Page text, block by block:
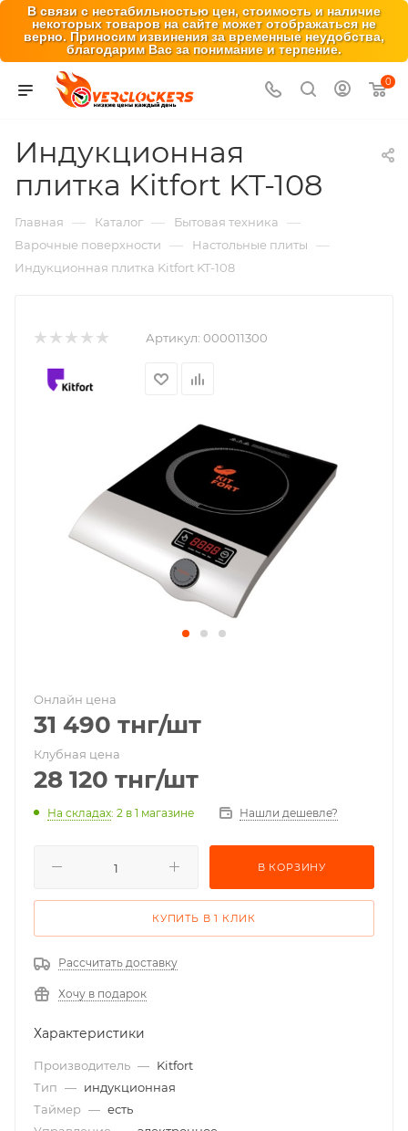
В связи с нестабильностью цен, стоимость и наличие
некоторых товаров на сайте может отображаться не
верно. Приносим извинения за временные неудобства,
благодарим Вас за понимание и терпение.
0
Индукционная
плитка Kitfort KT-108
Главная — Каталог — Бытовая техника —
Варочные поверхности — Настольные плиты —
Индукционная плитка Kitfort KT-108
Артикул: 000011300
Онлайн цена
31 490 тнг/шт
Клубная цена
28 120 тнг/шт
На складах: 2 в 1 магазине Нашли дешевле?
В КОРЗИНУ
КУПИТЬ В 1 КЛИК
Рассчитать доставку
Хочу в подарок
Характеристики
Производитель — Kitfort
Тип — индукционная
Таймер — есть